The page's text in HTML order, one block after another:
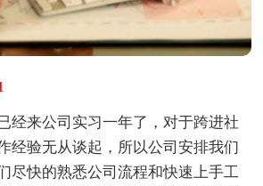
来公司实习一年了，对于跨进社
经验无从谈起，所以公司安排我们
尽快的熟悉公司流程和快速上手工